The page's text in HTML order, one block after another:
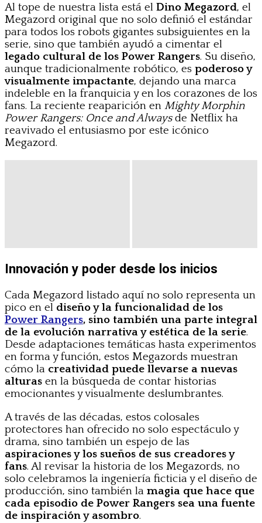
Al tope de nuestra lista está el Dino Megazord, el
Megazord original que no solo definió el estándar
para todos los robots gigantes subsiguientes en la
serie, sino que también ayudó a cimentar el
legado cultural de los Power Rangers. Su diseño,
aunque tradicionalmente robótico, es poderoso y
visualmente impactante, dejando una marca
indeleble en la franquicia y en los corazones de los
fans. La reciente reaparición en Mighty Morphin
Power Rangers: Once and Alwaysde Netflix ha
reavivado el entusiasmo por este icónico
Megazord.
Innovación y poder desde los inicios
Cada Megazord listado aquí no solo representa un
pico en el diseño y la funcionalidad de los
Power Rangers, sino también una parte integral
de la evolución narrativa y estética de la serie.
Desde adaptaciones temáticas hasta experimentos
en forma y función, estos Megazords muestran
cómo la creatividad puede llevarse a nuevas
alturas en la búsqueda de contar historias
emocionantes y visualmente deslumbrantes.
A través de las décadas, estos colosales
protectores han ofrecido no solo espectáculo y
drama, sino también un espejo de las
aspiraciones y los sueños de sus creadores y
fans. Al revisar la historia de los Megazords, no
solo celebramos la ingeniería ficticia y el diseño de
producción, sino también la magia que hace que
cada episodio de Power Rangers sea una fuente
de inspiración y asombro.